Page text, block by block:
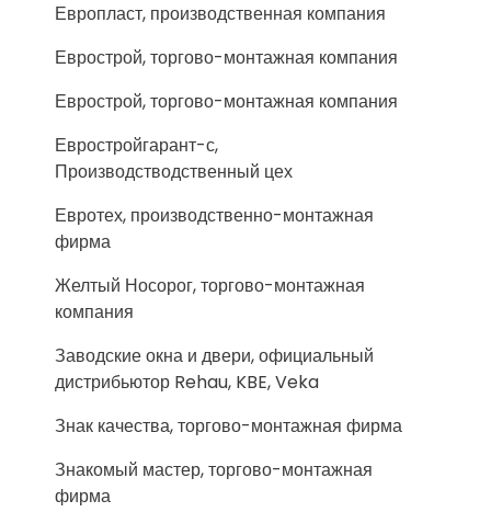
Европласт, производственная компания
Еврострой, торгово-монтажная компания
Еврострой, торгово-монтажная компания
Евростройгарант-с,
Производстводственный цех
Евротех, производственно-монтажная
фирма
Желтый Носорог, торгово-монтажная
компания
Заводские окна и двери, официальный
дистрибьютор Rehau, KBE, Veka
Знак качества, торгово-монтажная фирма
Знакомый мастер, торгово-монтажная
фирма